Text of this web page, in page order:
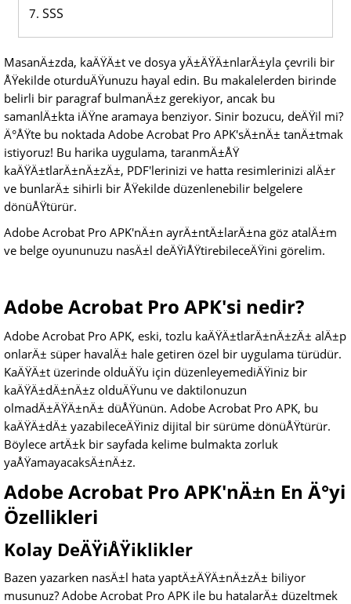
SSS
MasanÄ±zda, kaÄŸÄ±t ve dosya yÄ±ÄŸÄ±nlarÄ±yla çevrili bir
ÅŸekilde oturduÄŸunuzu hayal edin. Bu makalelerden birinde
belirli bir paragraf bulmanÄ±z gerekiyor, ancak bu
samanlÄ±kta iÄŸne aramaya benziyor. Sinir bozucu, deÄŸil mi?
Ä°ÅŸte bu noktada Adobe Acrobat Pro APK'sÄ±nÄ± tanÄ±tmak
istiyoruz! Bu harika uygulama, taranmÄ±ÅŸ
kaÄŸÄ±tlarÄ±nÄ±zÄ±, PDF'lerinizi ve hatta resimlerinizi alÄ±r
ve bunlarÄ± sihirli bir ÅŸekilde düzenlenebilir belgelere
dönüÅŸtürür.
Adobe Acrobat Pro APK'nÄ±n ayrÄ±ntÄ±larÄ±na göz atalÄ±m
ve belge oyununuzu nasÄ±l deÄŸiÅŸtirebileceÄŸini görelim.
Adobe Acrobat Pro APK'si nedir?
Adobe Acrobat Pro APK, eski, tozlu kaÄŸÄ±tlarÄ±nÄ±zÄ± alÄ±p
onlarÄ± süper havalÄ± hale getiren özel bir uygulama türüdür.
KaÄŸÄ±t üzerinde olduÄŸu için düzenleyemediÄŸiniz bir
kaÄŸÄ±dÄ±nÄ±z olduÄŸunu ve daktilonuzun
olmadÄ±ÄŸÄ±nÄ± düÅŸünün. Adobe Acrobat Pro APK, bu
kaÄŸÄ±dÄ± yazabileceÄŸiniz dijital bir sürüme dönüÅŸtürür.
Böylece artÄ±k bir sayfada kelime bulmakta zorluk
yaÅŸamayacaksÄ±nÄ±z.
Adobe Acrobat Pro APK'nÄ±n En Ä°yi
Özellikleri
Kolay DeÄŸiÅŸiklikler
Bazen yazarken nasÄ±l hata yaptÄ±ÄŸÄ±nÄ±zÄ± biliyor
musunuz? Adobe Acrobat Pro APK ile bu hatalarÄ± düzeltmek